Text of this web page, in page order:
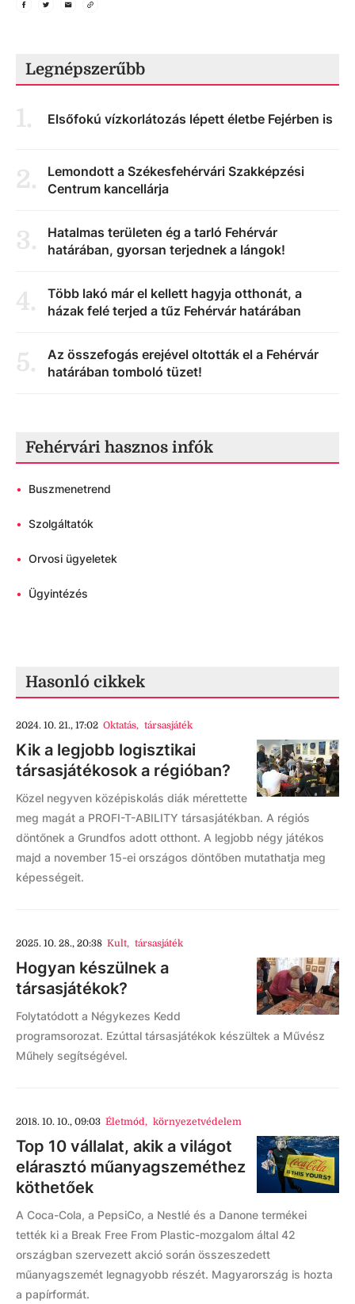
Legnépszerűbb
1. Elsőfokú vízkorlátozás lépett életbe Fejérben is
2.
Lemondott a Székesfehérvári Szakképzési
Centrum kancellárja
3.
Hatalmas területen ég a tarló Fehérvár
határában, gyorsan terjednek a lángok!
4.
Több lakó már el kellett hagyja otthonát, a
házak felé terjed a tűz Fehérvár határában
5.
Az összefogás erejével oltották el a Fehérvár
határában tomboló tüzet!
Fehérvári hasznos infók
• Buszmenetrend
• Szolgáltatók
• Orvosi ügyeletek
• Ügyintézés
Hasonló cikkek
2024. 10. 21., 17:02 Oktatás, társasjáték
Kik a legjobb logisztikai
társasjátékosok a régióban?
Közel negyven középiskolás diák mérettette
meg magát a PROFI-T-ABILITY társasjátékban. A régiós
döntőnek a Grundfos adott otthont. A legjobb négy játékos
majd a november 15-ei országos döntőben mutathatja meg
képességeit.
2025. 10. 28., 20:38 Kult, társasjáték
Hogyan készülnek a
társasjátékok?
Folytatódott a Négykezes Kedd
programsorozat. Ezúttal társasjátékok készültek a Művész
Műhely segítségével.
2018. 10. 10., 09:03 Életmód, környezetvédelem
Top 10 vállalat, akik a világot
elárasztó műanyagszeméthez
köthetőek
A Coca-Cola, a PepsiCo, a Nestlé és a Danone termékei
tették ki a Break Free From Plastic-mozgalom által 42
országban szervezett akció során összeszedett
műanyagszemét legnagyobb részét. Magyarország is hozta
a papírformát.